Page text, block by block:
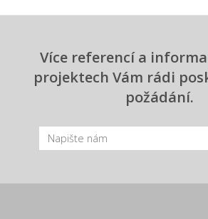
Více referencí a
projektech Vám rádi
požádání.